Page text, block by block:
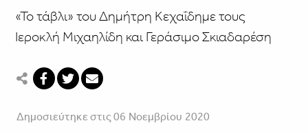
«Το τάβλι» του Δημήτρη Κεχαΐδημε τους
Ιεροκλή Μιχαηλίδη και Γεράσιμο Σκιαδαρέση
Δημοσιεύτηκε στις 06 Νοεμβρίου 2020